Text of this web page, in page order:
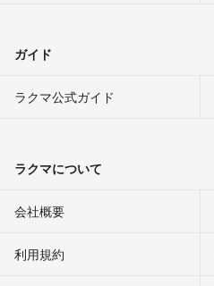
ガイド
ラクマ公式ガイド
ラクマについて
会社概要
利用規約